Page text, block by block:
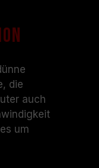
die
auch
um